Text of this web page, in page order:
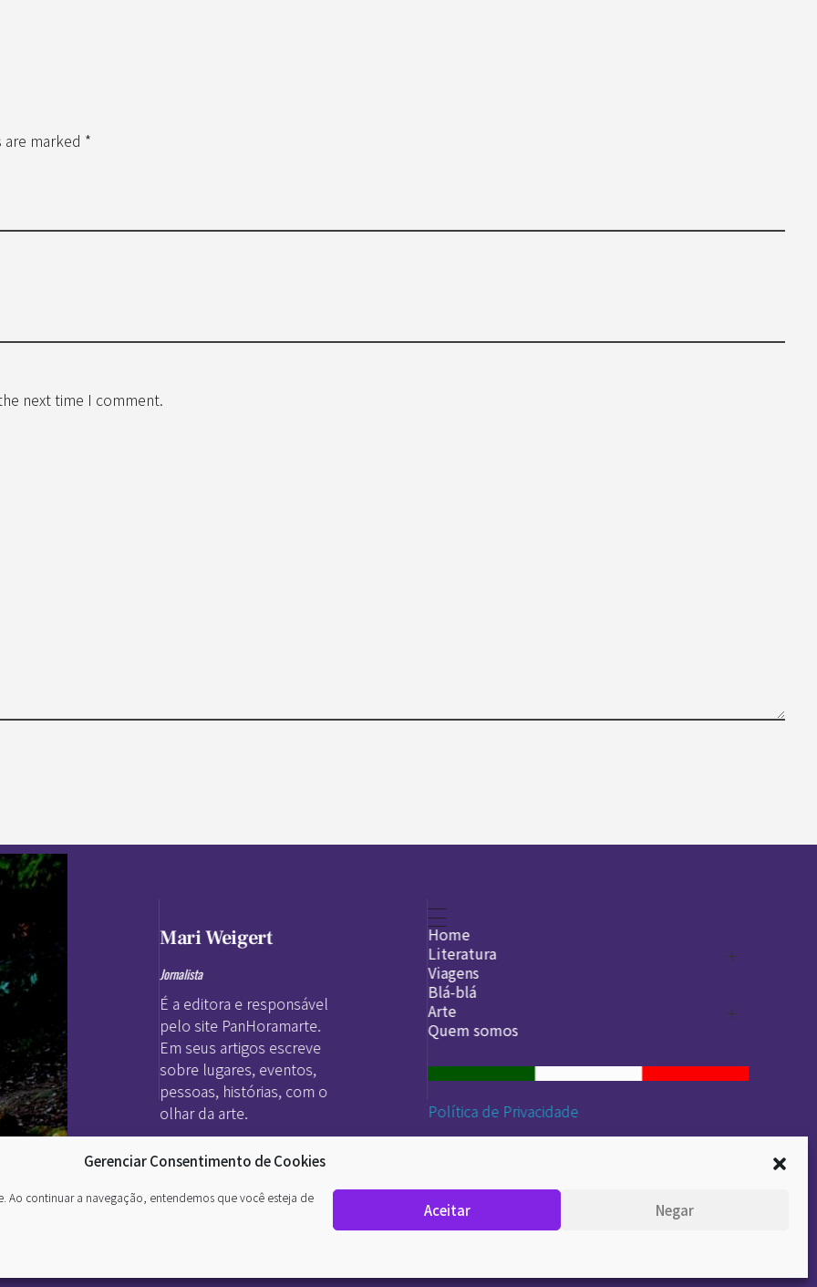
Gerenciar Consentimento de Cookies
Ao continuar a navegação, entendemos que você esteja de
Aceitar Negar
marked *
next time I comment.
O
Mari Weigert
Jornalista
É a editora e responsável
pelo site PanHoramarte.
Em seus artigos escreve
sobre lugares, eventos,
pessoas, histórias, com o
olhar da arte.
Home
Literatura
Legado
Viagens
Blá-blá
Arte
O que é arte
DesignSocial
Quem somos
Política de Privacidade